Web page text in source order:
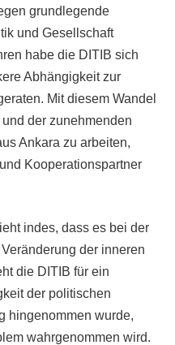
grundlegende
und Gesellschaft
habe die DITIB sich
Abhängigkeit zur
Mit diesem Wandel
der zunehmenden
Ankara zu arbeiten,
Kooperationspartner
indes, dass es bei der
der inneren
die DITIB für ein
der politischen
hingenommen wurde,
wahrgenommen wird.